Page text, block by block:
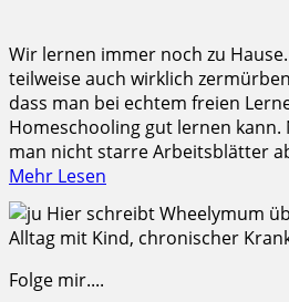
Wir lernen immer noch zu
teilweise auch wirklich
dass man bei echtem freien
Homeschooling gut lernen kann.
man nicht starre Arbeitsblätter
Mehr Lesen
Hier schreibt Wheelymum
Alltag mit Kind, chronischer
Folge mir....